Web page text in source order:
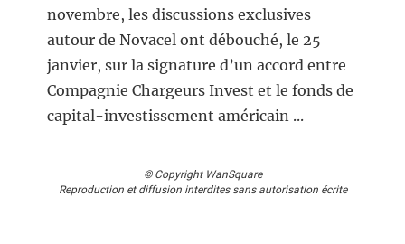
novembre, les discussions exclusives
autour de Novacel ont débouché, le 25
janvier, sur la signature d’un accord entre
Compagnie Chargeurs Invest et le fonds de
capital-investissement américain ...
© Copyright WanSquare
Reproduction et diffusion interdites sans autorisation écrite